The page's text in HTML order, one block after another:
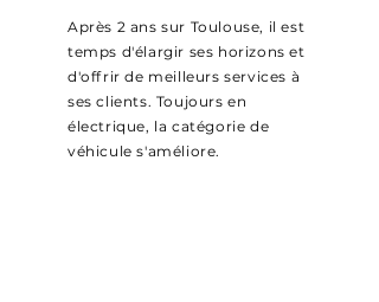
Après 2 ans sur Toulouse, il est
temps d'élargir ses horizons et
d'offrir de meilleurs services à
ses clients. Toujours en
électrique, la catégorie de
véhicule s'améliore.